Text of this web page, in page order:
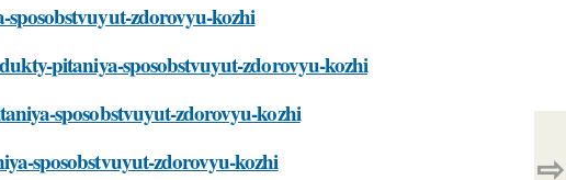
zdorovyu-kozhi
pitaniya-sposobstvuyut-zdorovyu-kozhi
sposobstvuyut-zdorovyu-kozhi
sposobstvuyut-zdorovyu-kozhi
⇨